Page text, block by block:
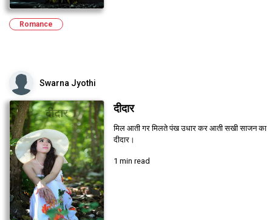
Romance
Swarna Jyothi
दीदार
मिल आती गर मिलते पंख उधार कर आती सखी साजन का
दीदार।
1 min read